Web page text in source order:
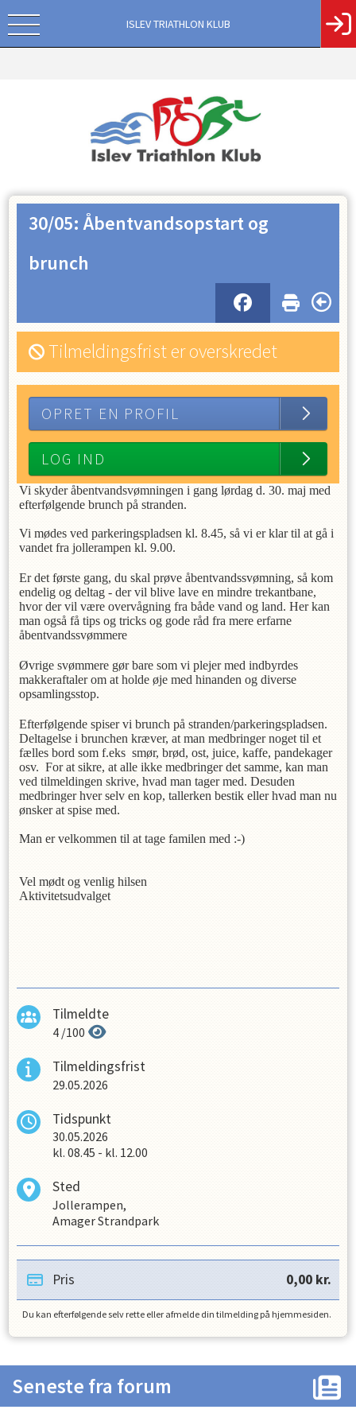
ISLEV TRIATHLON KLUB
30/05: Åbentvandsopstart og
brunch
Tilmeldingsfrist er overskredet
OPRET EN PROFIL
LOG IND
Vi skyder åbentvandsvømningen i gang lørdag d. 30. maj med
efterfølgende brunch på stranden.
Vi mødes ved parkeringspladsen kl. 8.45, så vi er klar til at gå i
vandet fra jollerampen kl. 9.00.
Er det første gang, du skal prøve åbentvandssvømning, så kom
endelig og deltag - der vil blive lave en mindre trekantbane,
hvor der vil være overvågning fra både vand og land. Her kan
man også få tips og tricks og gode råd fra mere erfarne
åbentvandssvømmere
Øvrige svømmere gør bare som vi plejer med indbyrdes
makkeraftaler om at holde øje med hinanden og diverse
opsamlingsstop.
Efterfølgende spiser vi brunch på stranden/parkeringspladsen.
Deltagelse i brunchen kræver, at man medbringer noget til et
fælles bord som f.eks smør, brød, ost, juice, kaffe, pandekager
osv. For at sikre, at alle ikke medbringer det samme, kan man
ved tilmeldingen skrive, hvad man tager med. Desuden
medbringer hver selv en kop, tallerken bestik eller hvad man nu
ønsker at spise med.
Man er velkommen til at tage familen med :-)
Vel mødt og venlig hilsen
Aktivitetsudvalget
Tilmeldte
4 /100
Tilmeldingsfrist
29.05.2026
Tidspunkt
30.05.2026
kl. 08.45 - kl. 12.00
Sted
Jollerampen,
Amager Strandpark
Pris 0,00 kr.
Du kan efterfølgende selv rette eller afmelde din tilmelding på hjemmesiden.
Seneste fra forum